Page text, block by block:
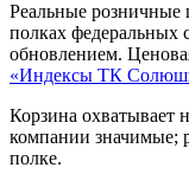
Реальные розничные
полках федеральных
обновлением.
«Индексы ТК
Корзина охватывает
компании значимые;
полке.